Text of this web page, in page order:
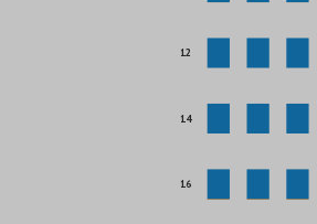
12
14
16